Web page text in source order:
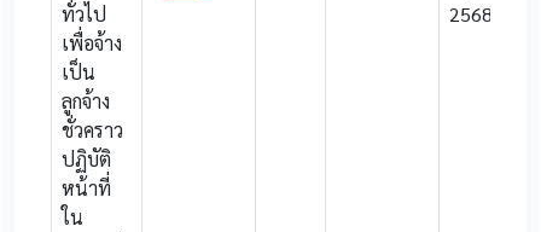
ทั่วไป
เพื่อจ้าง
เป็น
ลูกจ้าง
ชั่วคราว
ปฏิบัติ
หน้าที่
ใน
2568